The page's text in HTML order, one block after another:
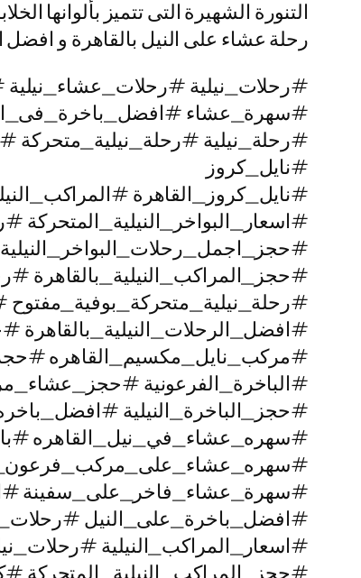
رحلة عشاء على النيل بالقاهرة و افضل
#رحلات_نيلية #رحلات_عشاء_نيلية
#سهرة_عشاء
#رحلة_نيلية #رحلة_نيلية_متحركة
#نايل_كروز
#نايل_كروز_القاهرة
#حجز_المراكب_النيلية_بالقاهرة
#رحلة_نيلية_متحركة_بوفية_مفتوح
#مركب_نايل_مكسيم_القاهره
#الباخرة_الفرعونية
#حجز_الباخرة_النيلية
#سهره_عشاء_في_نيل_القاهره‏
#سهرة_عشاء_فاخر_على_سفينة
#افضل_باخرة_على_النيل
#اسعار_المراكب_النيلية